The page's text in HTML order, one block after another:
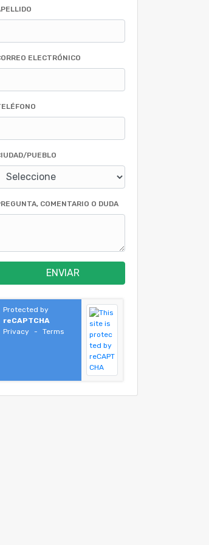
ELECTRÓNICO
PUEBLO
COMENTARIO O DUDA
ENVIAR
Protected by
reCAPTCHA
Privacy
- Terms